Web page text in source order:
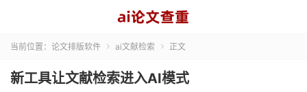
当前位置： 论文排版软件  ai文献检索  正文
新工具让文献检索进入AI模式